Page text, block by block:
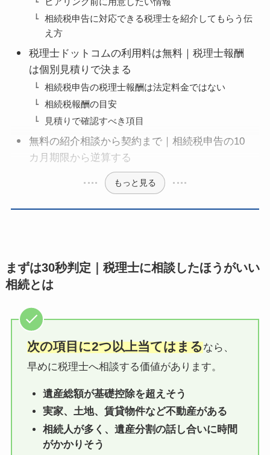
相続税申告に対応できる税理士を紹介してもらう伝
え方
税理士ドットコムの利用料は無料｜税理士報酬
は個別見積りで決まる
相続税申告の税理士報酬は法定料金ではない
相続税報酬の目安
見積りで確認すべき項目
無料の紹介相談から契約まで｜相続税申告の10
カ月期限から逆算する
もっと見る
まずは30秒判定｜税理士に相談したほうがいい
相続とは
次の項目に2つ以上当てはまるなら、
早めに税理士へ相談する価値があります。
遺産総額が基礎控除を超えそう
実家、土地、賃貸物件など不動産がある
相続人が多く、遺産分割の話し合いに時間
がかかりそう